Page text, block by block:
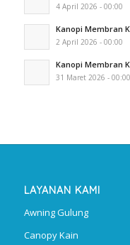
4 April 2026 - 00:00
Kanopi Membran
2 April 2026 - 00:00
Kanopi Membran
31 Maret 2026 - 00:00
LAYANAN KAMI
Awning Gulung
Canopy Kain